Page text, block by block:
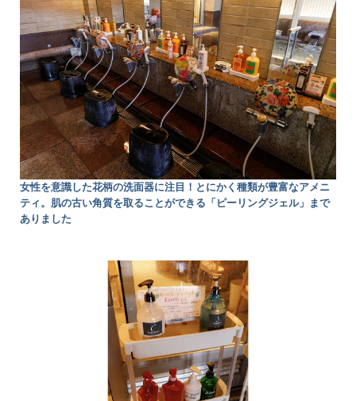
女性を意識した花柄の洗面器に注目！とにかく種類が豊富なアメニ
ティ。肌の古い角質を取ることができる「ピーリングジェル」まで
ありました